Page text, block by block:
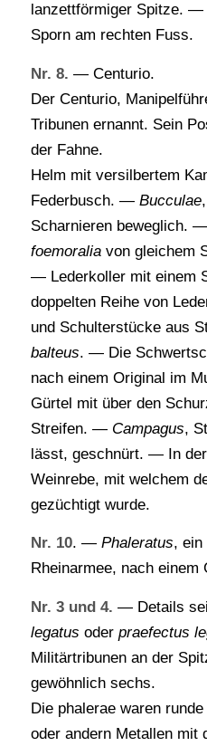
lanzettförmiger Spitze. —
Sporn am rechten Fuss.
Nr. 8. — Centurio.
Der Centurio,
Tribunen ernannt. Sein
der Fahne.
Helm mit versilbertem
Federbusch. — Bucculae
Scharnieren beweglich. —
foemoraliavon gleichem
— Lederkoller mit einem
doppelten Reihe von
und Schulterstücke aus
balteus. — Die
nach einem Original im
Gürtel mit über den
Streifen. — Campagus,
lässt, geschnürt. — In
Weinrebe, mit welchem
gezüchtigt wurde.
Nr. 10. — Phaleratus, ein
Rheinarmee, nach einem
Nr. 3 und 4. — Details
legatus oder praefectus
Militärtribunen an der
gewöhnlich sechs.
Die phalerae waren
oder andern Metallen mit